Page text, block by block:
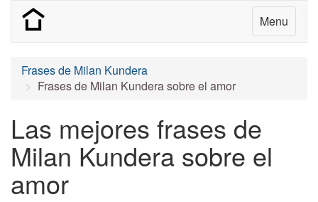
Menu
Frases de Milan Kundera
Frases de Milan Kundera sobre el amor
Las mejores frases de
Milan Kundera sobre el
amor